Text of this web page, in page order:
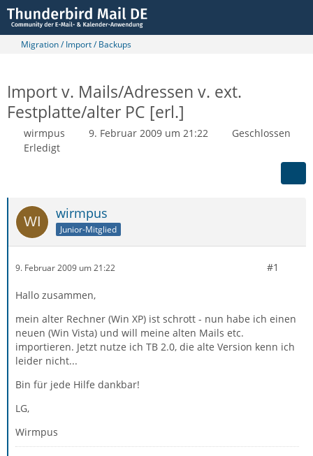
Migration / Import / Backups
Import v. Mails/Adressen v. ext.
Festplatte/alter PC [erl.]
wirmpus 9. Februar 2009 um 21:22
Geschlossen
Erledigt
wirmpus
Junior-Mitglied
9. Februar 2009 um 21:22 #1
Hallo zusammen,
mein alter Rechner (Win XP) ist schrott - nun habe ich einen
neuen (Win Vista) und will meine alten Mails etc.
importieren. Jetzt nutze ich TB 2.0, die alte Version kenn ich
leider nicht...
Bin für jede Hilfe dankbar!
LG,
Wirmpus